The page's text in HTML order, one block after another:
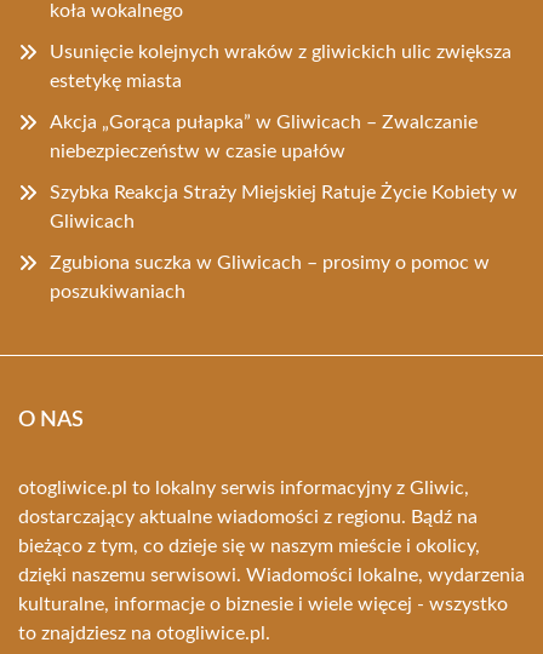
koła wokalnego
Usunięcie kolejnych wraków z gliwickich ulic zwiększa
estetykę miasta
Akcja „Gorąca pułapka” w Gliwicach – Zwalczanie
niebezpieczeństw w czasie upałów
Szybka Reakcja Straży Miejskiej Ratuje Życie Kobiety w
Gliwicach
Zgubiona suczka w Gliwicach – prosimy o pomoc w
poszukiwaniach
O NAS
otogliwice.pl to lokalny serwis informacyjny z Gliwic,
dostarczający aktualne wiadomości z regionu. Bądź na
bieżąco z tym, co dzieje się w naszym mieście i okolicy,
dzięki naszemu serwisowi. Wiadomości lokalne, wydarzenia
kulturalne, informacje o biznesie i wiele więcej - wszystko
to znajdziesz na otogliwice.pl.